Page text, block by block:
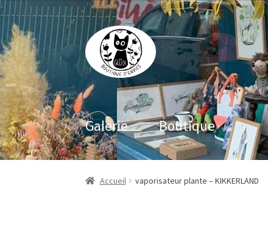
Aller
à
la
navigation
Aller
au
contenu
Galerie Boutique
Accueil vaporisateur plante – KIKKERLAND